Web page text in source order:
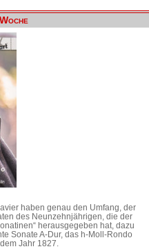
haben genau den Umfang, der
des Neunzehnjährigen, die der
herausgegeben hat, dazu
Sonate A-Dur, das h-Moll-Rondo
Jahr 1827.